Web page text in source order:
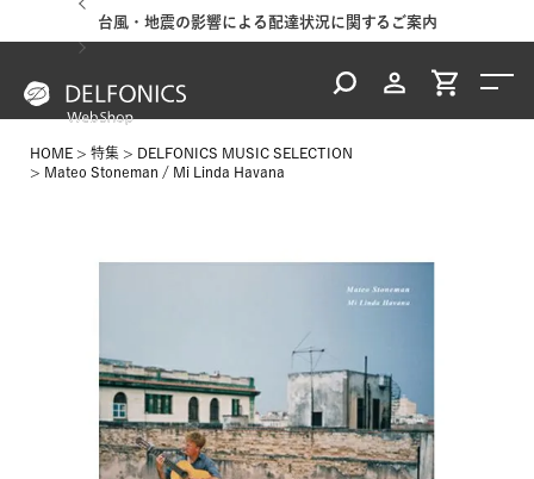
台風・地震の影響による配達状況に関するご案内
HOME 特集
DELFONICS MUSIC SELECTION
Mateo Stoneman / Mi Linda Havana